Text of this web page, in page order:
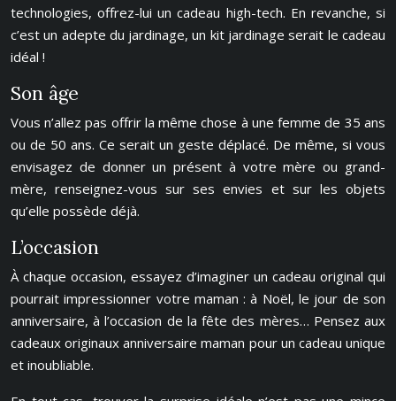
technologies, offrez-lui un cadeau high-tech. En revanche, si
c’est un adepte du jardinage, un kit jardinage serait le cadeau
idéal !
Son âge
Vous n’allez pas offrir la même chose à une femme de 35 ans
ou de 50 ans. Ce serait un geste déplacé. De même, si vous
envisagez de donner un présent à votre mère ou grand-
mère, renseignez-vous sur ses envies et sur les objets
qu’elle possède déjà.
L’occasion
À chaque occasion, essayez d’imaginer un cadeau original qui
pourrait impressionner votre maman : à Noël, le jour de son
anniversaire, à l’occasion de la fête des mères… Pensez aux
cadeaux originaux anniversaire maman pour un cadeau unique
et inoubliable.